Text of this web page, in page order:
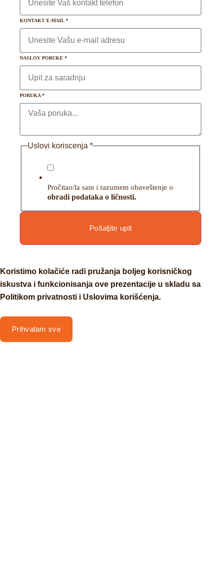
KONTAKT E-MAIL*
NASLOV PORUKE *
PORUKA*
Uslovi koriscenja *
Pročitao/la sam i razumem obaveštenje o
obradi podataka o ličnosti.
Pošaljite upit
Koristimo kolačiće radi pružanja boljeg korisničkog
iskustva i funkcionisanja ove prezentacije u skladu sa
Politikom privatnosti i Uslovima korišćenja.
Prihvatam sve